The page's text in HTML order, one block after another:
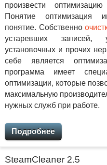
произвести
Понятие оптимизация
понятие. Собственно
устаревших
установочных и прочих
себе является
программа имеет
оптимизации, которые
максимальную
нужных служб при работе.
Подробнее
SteamCleaner 2.5